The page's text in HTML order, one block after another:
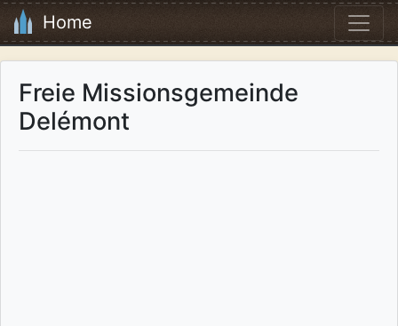
Home
Freie Missionsgemeinde
Delémont